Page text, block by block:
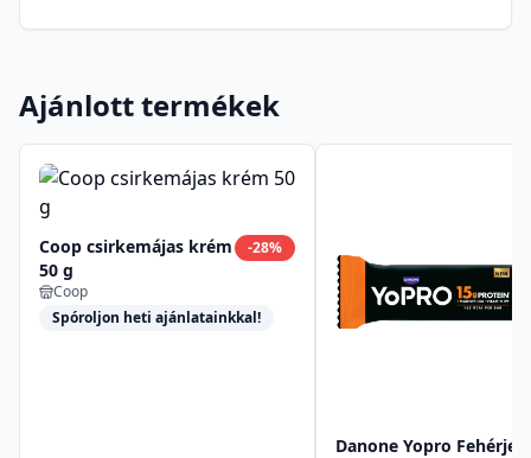
Ajánlott termékek
Coop csirkemájas krém
50 g
-28%
Coop
Spóroljon heti ajánlatainkkal!
Danone Yopro